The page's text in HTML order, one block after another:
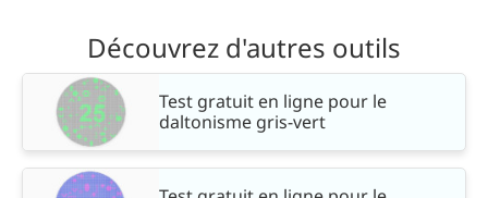
Découvrez d'autres outils
Test gratuit en ligne pour le
daltonisme gris-vert